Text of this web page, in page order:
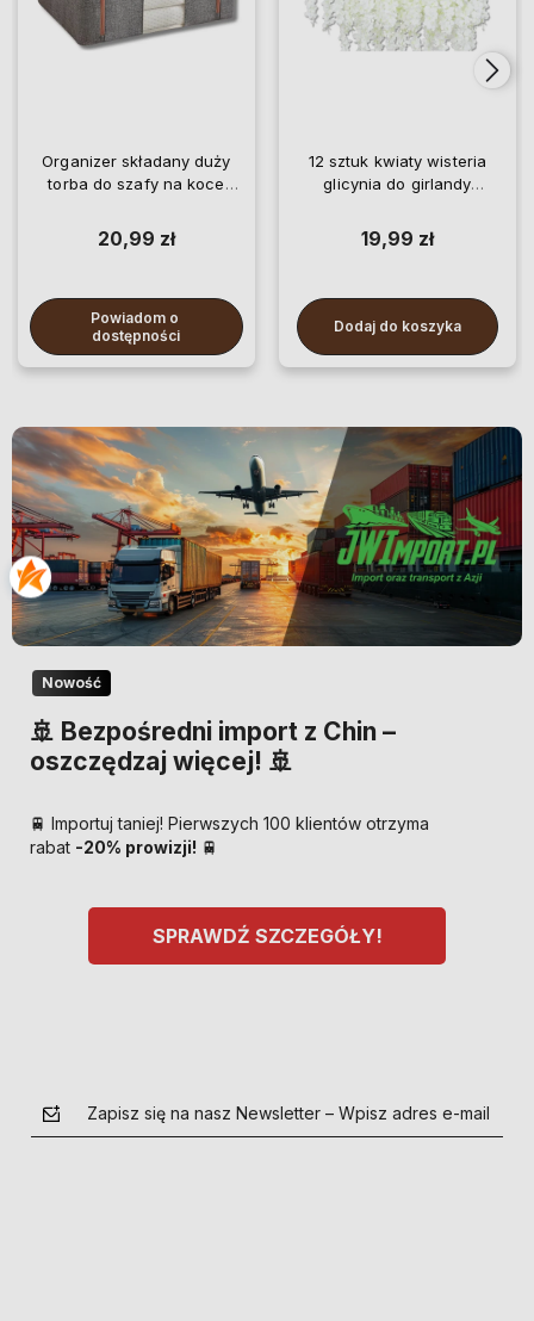
Organizer składany duży
torba do szafy na koce
20,99 zł
Powiadom o
dostępności
12 sztuk kwiaty wisteria
glicynia do girlandy
19,99 zł
Dodaj do koszyka
Nowość
🚢 Bezpośredni import z Chin –
oszczędzaj więcej! 🚢
🚆 Importuj taniej! Pierwszych 100 klientów otrzyma
rabat -20% prowizji! 🚆
SPRAWDŹ SZCZEGÓŁY!
Zapisz się na nasz Newsletter – Wpisz adres e-mail